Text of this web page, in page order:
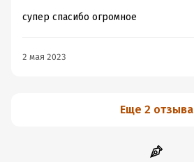
супер спасибо огромное
2 мая 2023
Еще 2 отзыва